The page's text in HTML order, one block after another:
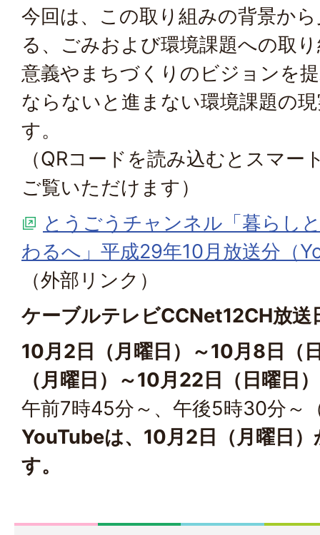
今回は、この取り組みの背景か
る、ごみおよび環境課題への取
意義やまちづくりのビジョンを
ならないと進まない環境課題の
す。
（QRコードを読み込むとスマ
ご覧いただけます）
とうごうチャンネル「暮らし
わるへ」平成29年10月放送分（
（外部リンク）
ケーブルテレビCCNet12CH放送
10月2日（月曜日）～10月8日（
（月曜日）～10月22日（日曜日）
午前7時45分～、午後5時30分～
YouTubeは、10月2日（月曜日
す。